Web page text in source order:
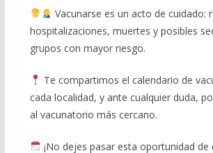
Vacunarse es un acto de cuidado:
hospitalizaciones, muertes y posibles
grupos con mayor riesgo.
Te compartimos el calendario de
cada localidad, y ante cualquier duda,
al vacunatorio más cercano.
¡No dejes pasar esta oportunidad de